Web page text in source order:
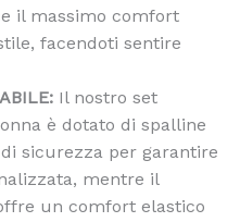
il massimo comfort
facendoti sentire
Il nostro set
è dotato di spalline
sicurezza per garantire
mentre il
un comfort elastico